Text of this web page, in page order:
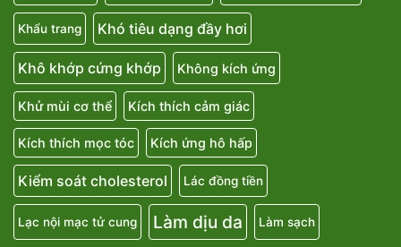
Khẩu trang Khó tiêu dạng đầy hơi
Khô khớp cứng khớp Không kích ứng
Khử mùi cơ thể Kích thích cảm giác
Kích thích mọc tóc Kích ứng hô hấp
Kiểm soát cholesterol Lác đồng tiền
Lạc nội mạc tử cung Làm dịu da Làm sạch